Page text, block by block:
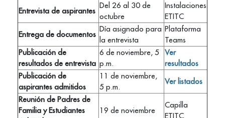
Entrevista de aspirantes
Del 26 al 30 de
octubre
Instalaciones
ETITC
Entrega de documentos
Día asignado para
la entrevista
Plataforma
Teams
Publicación de
resultados de entrevista
6 de noviembre, 5
p.m.
Ver
resultados
Publicación de
aspirantes admitidos
11 de noviembre,
5 p.m.
Ver listados
Reunión de Padres de
Familia y Estudiantes
19 de noviembre
Capilla
ETITC